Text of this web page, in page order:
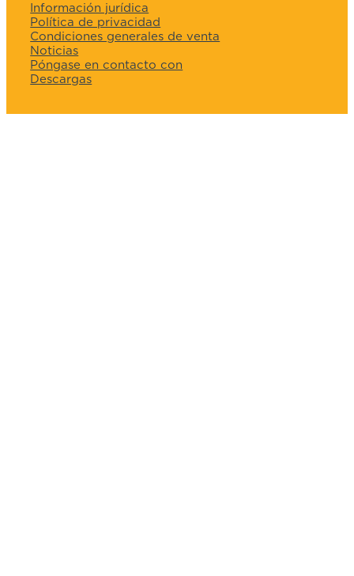
Información jurídica
Política de privacidad
Condiciones generales de venta
Noticias
Póngase en contacto con
Descargas